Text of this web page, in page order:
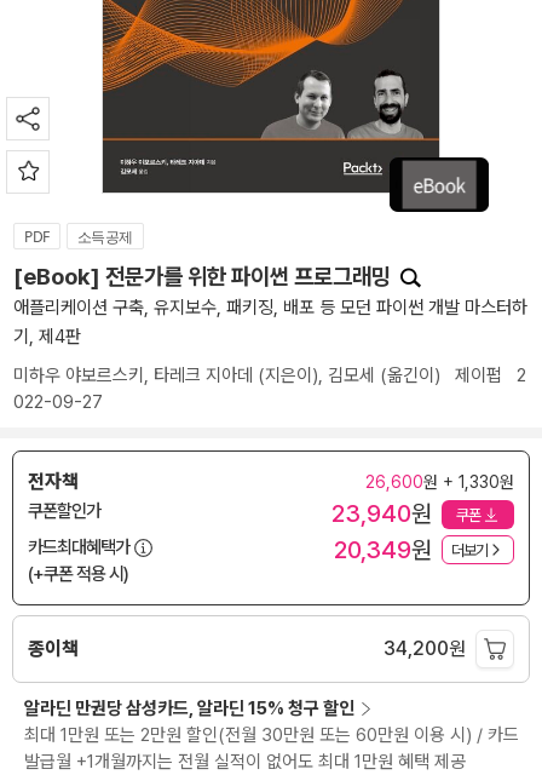
PDF 소득공제
[eBook] 전문가를 위한 파이썬 프로그래밍
애플리케이션 구축, 유지보수, 패키징, 배포 등 모던 파이썬 개발 마스터하
기, 제4판
미하우 야보르스키 , 타레크 지아데 (지은이), 김모세 (옮긴이) 제이펍
2
022-09-27
전자책 26,600원 + 1,330원
쿠폰할인가 23,940원 쿠폰
카드최대혜택가
(+쿠폰 적용 시)
20,349원 더보기
종이책 34,200원
알라딘 만권당 삼성카드, 알라딘 15% 청구 할인
최대 1만원 또는 2만원 할인(전월 30만원 또는 60만원 이용 시) / 카드
발급월 +1개월까지는 전월 실적이 없어도 최대 1만원 혜택 제공